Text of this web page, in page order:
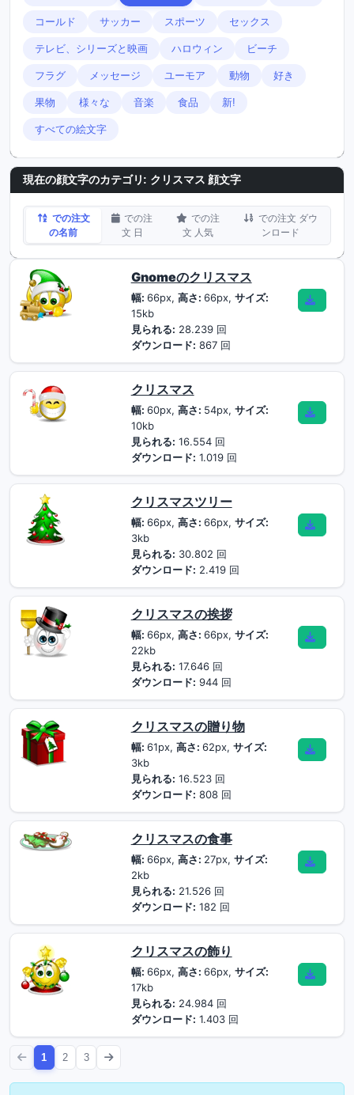
コールド サッカー スポーツ セックス
テレビ、シリーズと映画 ハロウィン ビーチ
フラグ メッセージ ユーモア 動物 好き
果物 様々な 音楽 食品 新!
すべての絵文字
現在の顔文字のカテゴリ: クリスマス 顔文字
での注文
の名前
での注
文 日
での注
文 人気
での注文 ダウ
ンロード
Gnomeのクリスマス
幅: 66px, 高さ: 66px, サイズ:
15kb
見られる: 28.239 回
ダウンロード: 867 回
クリスマス
幅: 60px, 高さ: 54px, サイズ:
10kb
見られる: 16.554 回
ダウンロード: 1.019 回
クリスマスツリー
幅: 66px, 高さ: 66px, サイズ:
3kb
見られる: 30.802 回
ダウンロード: 2.419 回
クリスマスの挨拶
幅: 66px, 高さ: 66px, サイズ:
22kb
見られる: 17.646 回
ダウンロード: 944 回
クリスマスの贈り物
幅: 61px, 高さ: 62px, サイズ:
3kb
見られる: 16.523 回
ダウンロード: 808 回
クリスマスの食事
幅: 66px, 高さ: 27px, サイズ:
2kb
見られる: 21.526 回
ダウンロード: 182 回
クリスマスの飾り
幅: 66px, 高さ: 66px, サイズ:
17kb
見られる: 24.984 回
ダウンロード: 1.403 回
1 2 3